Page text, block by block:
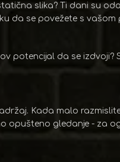
slika? Ti dani su
se povežete s vašom
potencijal da se izdvoji?
Kada malo
opušteno gledanje - za